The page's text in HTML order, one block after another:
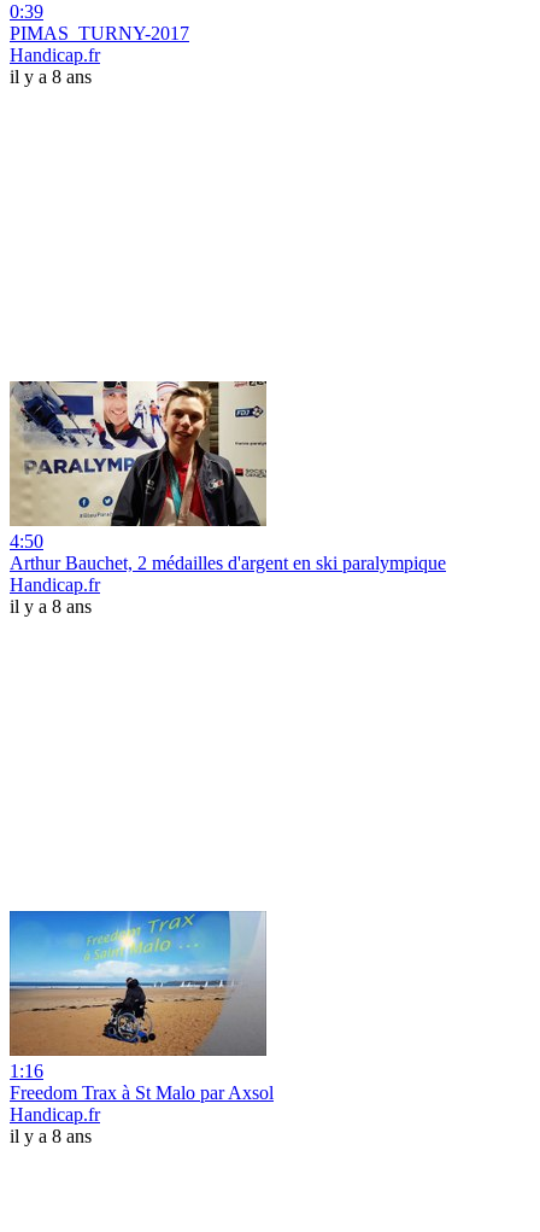
0:39
PIMAS_TURNY-2017
Handicap.fr
il y a 8 ans
4:50
Arthur Bauchet, 2 médailles d'argent en ski paralympique
Handicap.fr
il y a 8 ans
1:16
Freedom Trax à St Malo par Axsol
Handicap.fr
il y a 8 ans